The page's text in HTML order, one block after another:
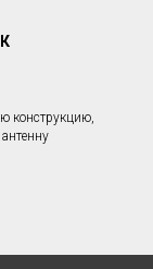
конструкцию,